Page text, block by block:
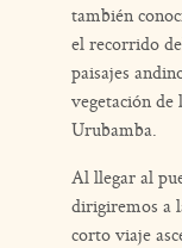
también
el recorrido
paisajes
vegetación de
Urubamba.
Al llegar al
dirigiremos a
corto viaje